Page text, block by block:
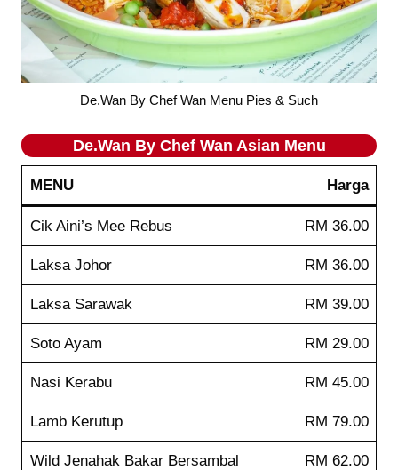
De.Wan By Chef Wan Menu Pies & Such
De.Wan By Chef Wan Asian Menu
MENU Harga
Cik Aini’s Mee Rebus RM 36.00
Laksa Johor RM 36.00
Laksa Sarawak RM 39.00
Soto Ayam RM 29.00
Nasi Kerabu RM 45.00
Lamb Kerutup RM 79.00
Wild Jenahak Bakar Bersambal RM 62.00